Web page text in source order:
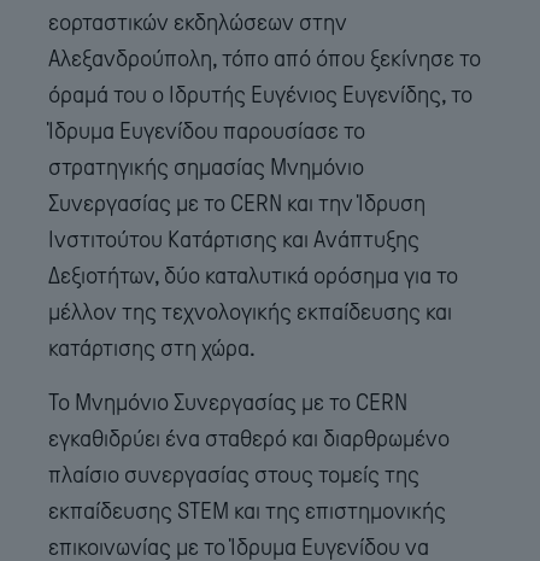
εορταστικών εκδηλώσεων στην
Αλεξανδρούπολη, τόπο από όπου ξεκίνησε το
όραμά του ο Ιδρυτής Ευγένιος Ευγενίδης, το
Ίδρυμα Ευγενίδου παρουσίασε το
στρατηγικής σημασίας Μνημόνιο
Συνεργασίας με το CERN και την Ίδρυση
Ινστιτούτου Κατάρτισης και Ανάπτυξης
Δεξιοτήτων, δύο καταλυτικά ορόσημα για το
μέλλον της τεχνολογικής εκπαίδευσης και
κατάρτισης στη χώρα.
Το Μνημόνιο Συνεργασίας με το CERN
εγκαθιδρύει ένα σταθερό και διαρθρωμένο
πλαίσιο συνεργασίας στους τομείς της
εκπαίδευσης STEM και της επιστημονικής
επικοινωνίας με το Ίδρυμα Ευγενίδου να